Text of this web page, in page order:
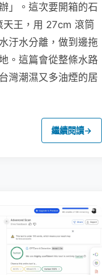
」。這次要開箱的石
王，用 27cm 滾筒
汙水分離，做到邊拖
。這篇會從整條水路
灣潮濕又多油煙的居
繼續閱讀→